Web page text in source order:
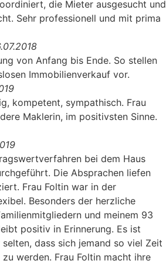
die Mieter ausgesucht und
Sehr professionell und mit prima
von Anfang bis Ende. So stellen
Immobilienverkauf vor.
kompetent, sympathisch. Frau
Maklerin, im positivsten Sinne.
bei dem Haus
Die Absprachen liefen
Frau Foltin war in der
Besonders der herzliche
und meinem 93
positiv in Erinnerung. Es ist
dass sich jemand so viel Zeit
werden. Frau Foltin macht ihre